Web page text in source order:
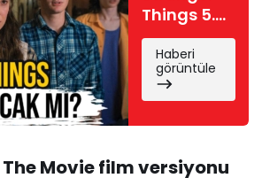
Things 5.
sezon
çıkacak
mı?
Haberi
görüntüle
Movie film versiyonu